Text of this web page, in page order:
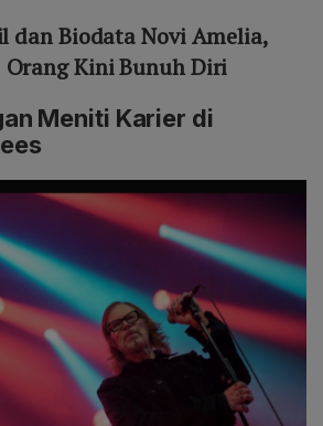
dan Biodata Novi Amelia,
Kini Bunuh Diri
Meniti Karier di